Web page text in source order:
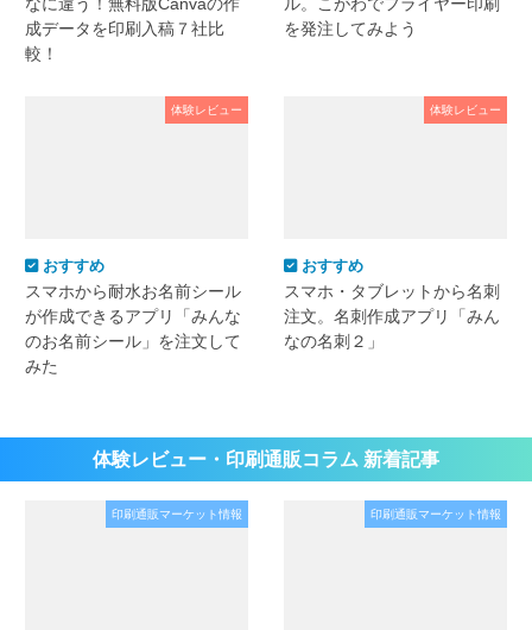
成データを印刷入稿７社比
較！
を発注してみよう
体験レビュー
おすすめ
スマホから耐水お名前シール
が作成できるアプリ「みんな
のお名前シール」を注文して
みた
体験レビュー
おすすめ
スマホ・タブレットから名刺
注文。名刺作成アプリ「みん
なの名刺２」
体験レビュー・印刷通販コラム 新着記事
印刷通販マーケット情報 印刷通販マーケット情報